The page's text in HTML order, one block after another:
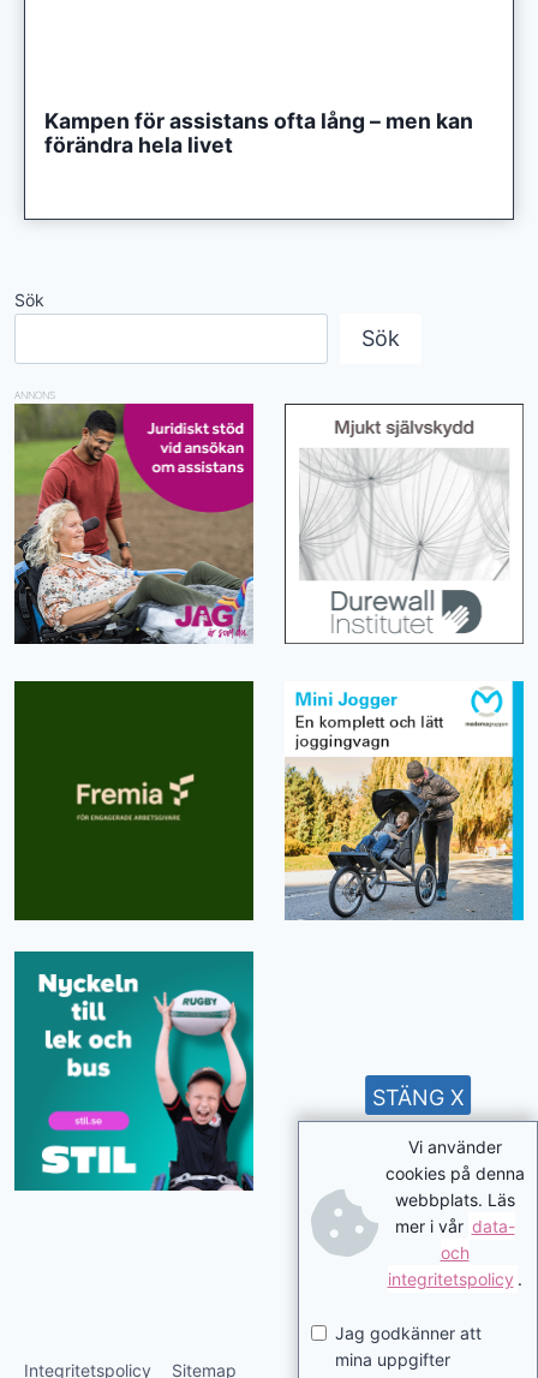
Kampen för assistans ofta lång – men kan
förändra hela livet
Sök
Sök
ANNONS
Integritetspolicy Sitemap
Vi använder
cookies på denna
webbplats. Läs
mer i vår data-
och
integritetspolicy .
Jag godkänner att
mina uppgifter
STÄNG X